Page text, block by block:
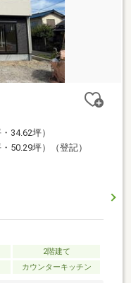
34.62坪）
・50.29坪）（登記）
2階建て
カウンターキッチン